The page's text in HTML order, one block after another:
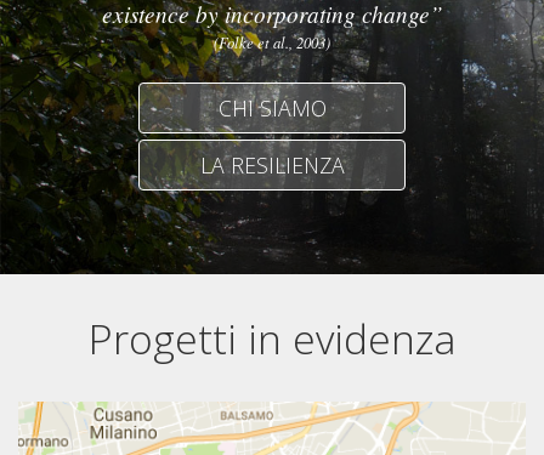
sito
Cerca
nel
sito
Salta
navigazione
Contatti
Accessibilità
existence by incorporating change”
(Folke et al., 2003)
CHI SIAMO
LA RESILIENZA
Progetti in evidenza